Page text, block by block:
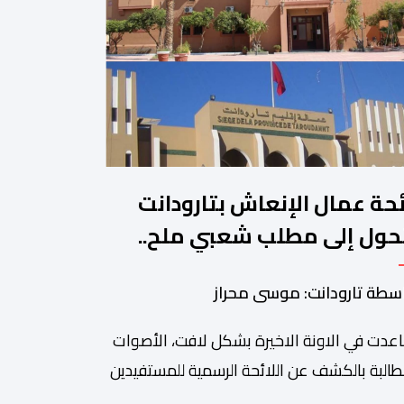
عمال الإنعاش بتارودانت
إلى مطلب شعبي ملح..
يجيب؟.
تارودانت: موسى محراز
في الاونة الاخيرة بشكل لافت، الأصوات
بالكشف عن اللائحة الرسمية للمستفيدين